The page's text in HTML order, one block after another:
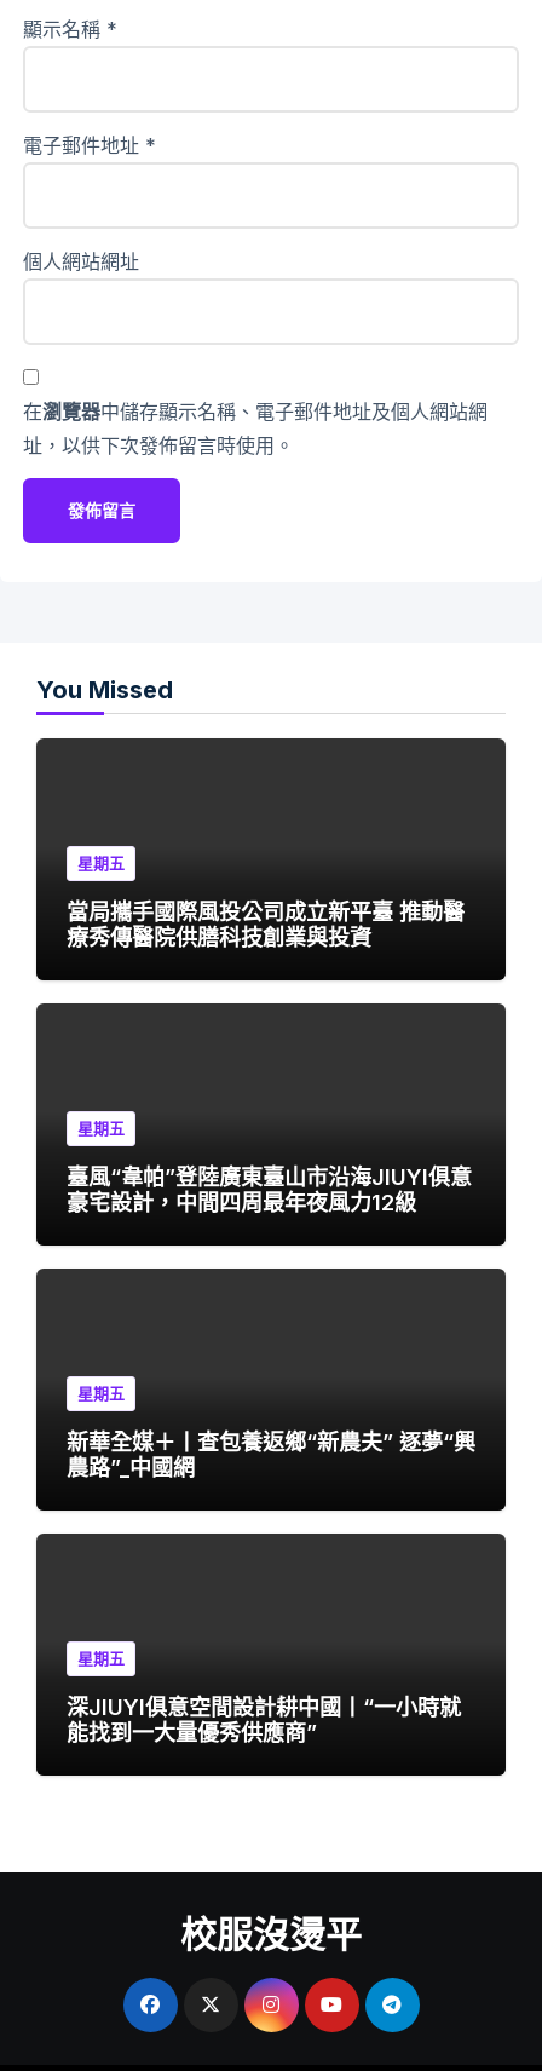
顯示名稱 *
電子郵件地址 *
個人網站網址
在瀏覽器中儲存顯示名稱、電子郵件地址及個人網站網
址，以供下次發佈留言時使用。
You Missed
星期五
當局攜手國際風投公司成立新平臺 推動醫
療秀傳醫院供膳科技創業與投資
星期五
臺風“韋帕”登陸廣東臺山市沿海JIUYI俱意
豪宅設計，中間四周最年夜風力12級
星期五
新華全媒＋丨查包養返鄉“新農夫” 逐夢“興
農路”_中國網
星期五
深JIUYI俱意空間設計耕中國丨“一小時就
能找到一大量優秀供應商”
校服沒燙平